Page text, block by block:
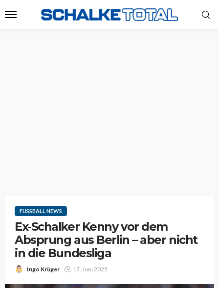
FUSSBALL NEWS
Ex-Schalker Kenny vor dem
Absprung aus Berlin – aber nicht
in die Bundesliga
Ingo Krüger 17. Juni 2025